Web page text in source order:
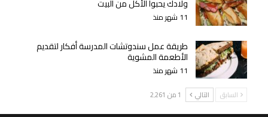
ولادك يحبوا الأكل من البيت
11 شهر منذ
طريقة عمل سندوتشات المدرسة أفكار لتقديم
الأطعمة المشوية
11 شهر منذ
السابق التالي 1 من 2٬261